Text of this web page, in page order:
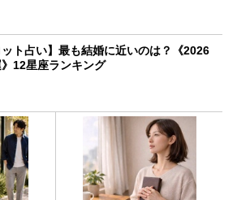
ット占い】最も結婚に近いのは？《2026
12星座ランキング